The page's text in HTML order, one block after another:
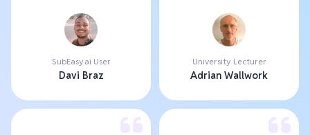
University Lecturer
Adrian Wallwork
SubEasy.ai User
Davi Braz